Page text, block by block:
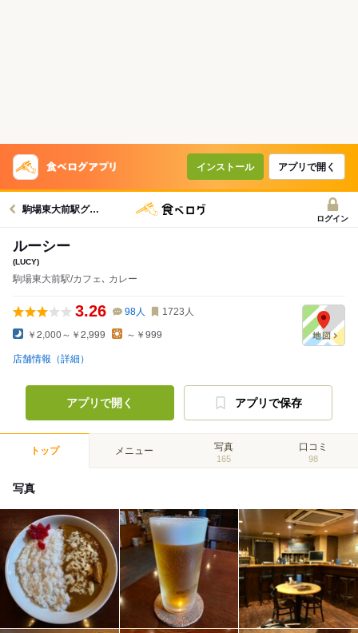
インストール アプリで開く
駒場東大前駅グルメへ
ログイン
ルーシー
(LUCY)
駒場東大前駅/カフェ､ カレー
3.26 98人 1723 人
￥2,000～￥2,999 ～￥999
店舗情報（詳細）
アプリで開く アプリで保存
トップ メニュー 写真
165
口コミ
98
写真